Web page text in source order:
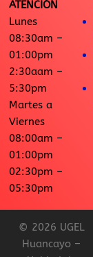
ATENCIÓN
Lunes
08:30am –
01:00pm
2:30aam –
5:30pm
Martes a
Viernes
08:00am –
01:00pm
02:30pm –
05:30pm
© 2026 UGEL
Huancayo –